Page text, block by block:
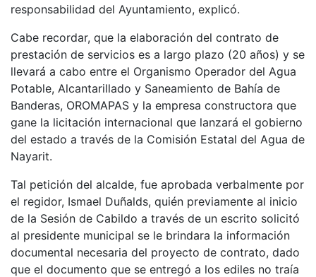
responsabilidad del Ayuntamiento, explicó.
Cabe recordar, que la elaboración del contrato de
prestación de servicios es a largo plazo (20 años) y se
llevará a cabo entre el Organismo Operador del Agua
Potable, Alcantarillado y Saneamiento de Bahía de
Banderas, OROMAPAS y la empresa constructora que
gane la licitación internacional que lanzará el gobierno
del estado a través de la Comisión Estatal del Agua de
Nayarit.
Tal petición del alcalde, fue aprobada verbalmente por
el regidor, Ismael Duñalds, quién previamente al inicio
de la Sesión de Cabildo a través de un escrito solicitó
al presidente municipal se le brindara la información
documental necesaria del proyecto de contrato, dado
que el documento que se entregó a los ediles no traía